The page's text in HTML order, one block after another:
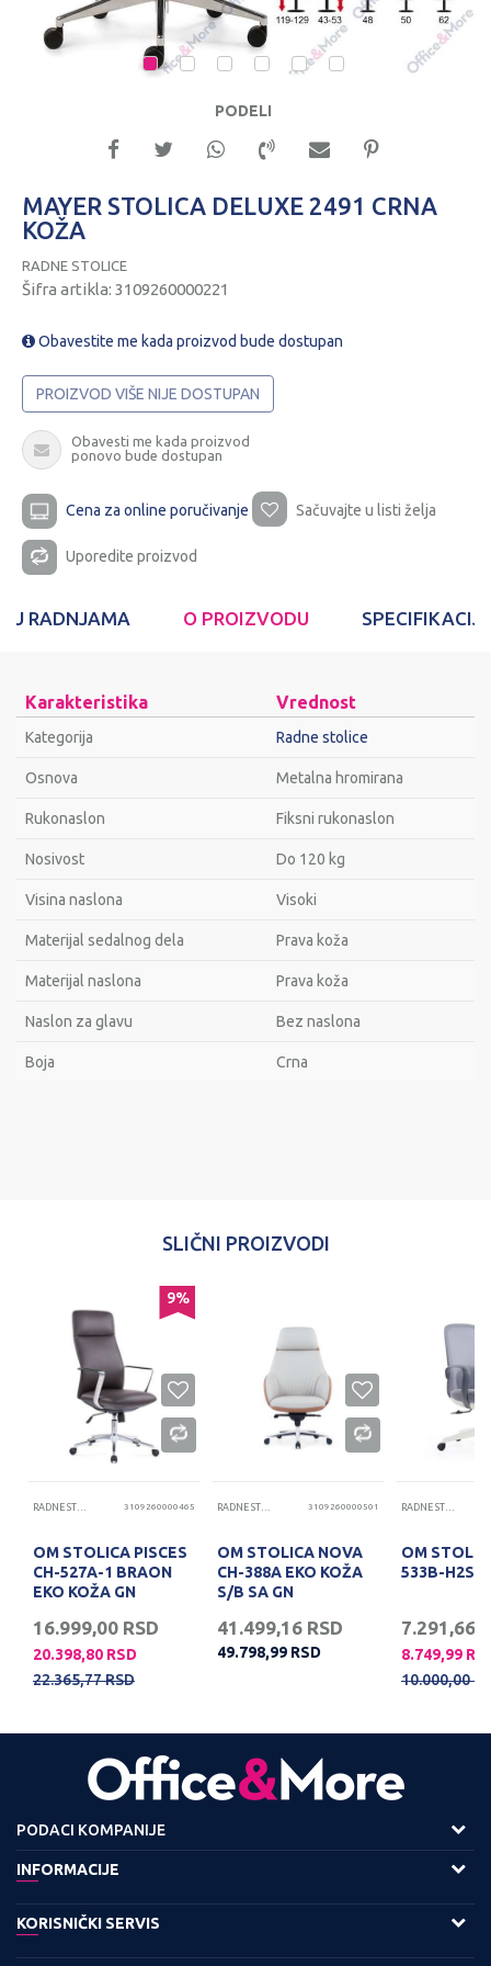
1 2 3 4 5 6
PODELI
MAYER STOLICA DELUXE 2491 CRNA
KOŽA
RADNE STOLICE
Šifra artikla: 3109260000221
Obavestite me kada proizvod bude dostupan
PROIZVOD VIŠE NIJE DOSTUPAN
Obavesti me kada proizvod
ponovo bude dostupan
Cena za online poručivanje Sačuvajte u listi želja
Uporedite proizvod
U RADNJAMA O PROIZVODU
Karakteristika Vrednost
Kategorija Radne stolice
Osnova Metalna hromirana
Rukonaslon Fiksni rukonaslon
Nosivost Do 120 kg
Visina naslona Visoki
Materijal sedalnog dela Prava koža
Materijal naslona Prava koža
Naslon za glavu Bez naslona
Bоја Crna
POŠALJI
SLIČNI PROIZVODI
9%
RADNE STOLICE 3109260000465
OM STOLICA PISCES
CH-527A-1 BRAON
EKO KOŽA GN
16.999,00 RSD
20.398,80 RSD
22.365,77RSD
RADNE STOLICE 3109260000501
OM STOLICA NOVA
CH-388A EKO KOŽA
S/B SA GN
41.499,16 RSD
49.798,99 RSD
RADNE STOLICE
OM
533B-H2S
7.291,66
8.749,99
10.000,00
PODACI KOMPANIJE
Adresa :
11158 Beograd
INFORMACIJE
O nama
Zaposlenje
KORISNIČKI SERVIS